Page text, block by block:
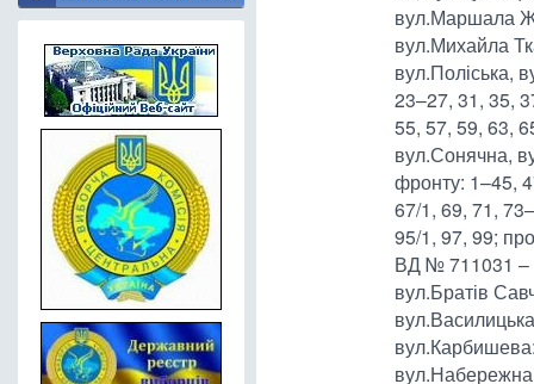
вул.Маршала
вул.Михайла
вул.Поліська,
23–27, 31, 35,
55, 57, 59, 63,
вул.Сонячна,
фронту: 1–45,
67/1, 69, 71,
95/1, 97, 99;
ВД № 711031 –
вул.Братів